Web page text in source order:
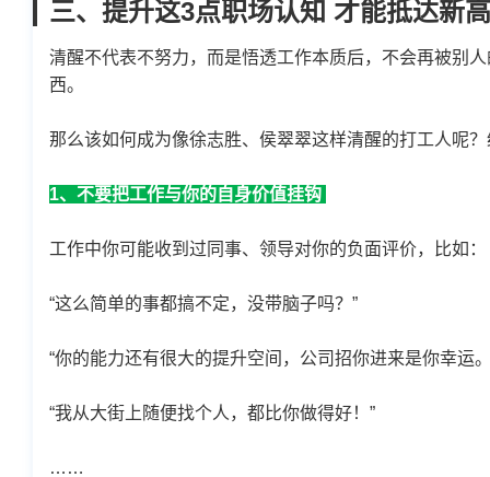
三、提升这3点职场认知 才能抵达新
清醒不代表不努力，而是悟透工作本质后，不会再被别
西。
那么该如何成为像徐志胜、侯翠翠这样清醒的打工人呢
1、不要把工作与你的自身价值挂钩
工作中你可能收到过同事、领导对你的负面评价，比如：
“这么简单的事都搞不定，没带脑子吗？”
“你的能力还有很大的提升空间，公司招你进来是你幸运
“我从大街上随便找个人，都比你做得好！”
……